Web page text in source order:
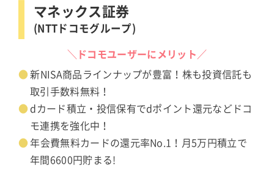
マネックス証券
(NTTドコモグループ)
＼ドコモユーザーにメリット／
新NISA商品ラインナップが豊富！株も投資信託も
取引手数料無料！
dカード積立・投信保有でdポイント還元などドコ
モ連携を強化中！
年会費無料カードの還元率No.1！月5万円積立で
年間6600円貯まる!